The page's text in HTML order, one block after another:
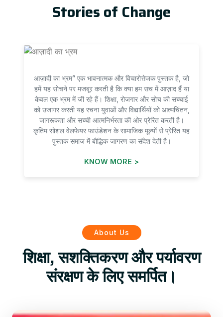
Stories of Change
आज़ादी का भ्रम” एक भावनात्मक और विचारोत्तेजक पुस्तक है, जो
हमें यह सोचने पर मजबूर करती है कि क्या हम सच में आज़ाद हैं या
केवल एक भ्रम में जी रहे हैं। शिक्षा, रोजगार और सोच की सच्चाई
को उजागर करती यह रचना युवाओं और विद्यार्थियों को आत्मचिंतन,
जागरूकता और सच्ची आत्मनिर्भरता की ओर प्रेरित करती है।
कृतिम सोशल वेलफेयर फाउंडेशन के सामाजिक मूल्यों से प्रेरित यह
पुस्तक समाज में बौद्धिक जागरण का संदेश देती है।
KNOW MORE >
About Us
शिक्षा, सशक्तिकरण और पर्यावरण
संरक्षण के लिए समर्पित।